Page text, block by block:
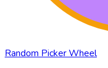
Random Picker Wheel